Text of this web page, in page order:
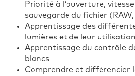
Priorité à l’ouverture,
sauvegarde du fichier
Apprentissage des
lumières et de leur
Apprentissage du contrôle
blancs
Comprendre et différencier